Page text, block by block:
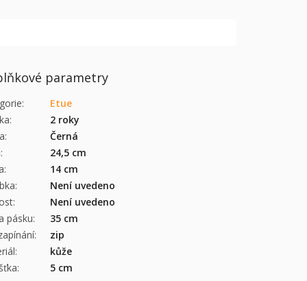
parametry
:
Etue
:
2 roky
:
Černá
:
24,5 cm
:
14 cm
:
Není uvedeno
:
Není uvedeno
pásku:
35 cm
:
zip
:
kůže
: 5 cm